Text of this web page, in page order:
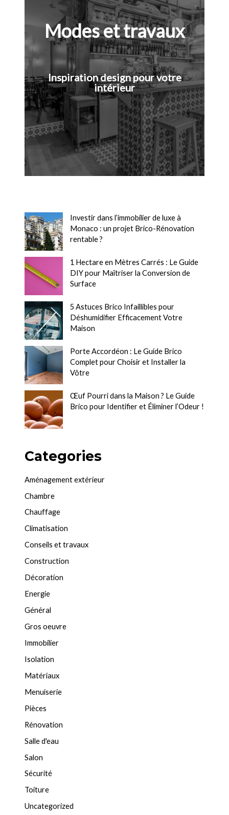
Modes et travaux
Inspiration design pour votre
intérieur
Investir dans l’immobilier de luxe à
Monaco : un projet Brico-Rénovation
rentable ?
1 Hectare en Mètres Carrés : Le Guide
DIY pour Maîtriser la Conversion de
Surface
5 Astuces Brico Infaillibles pour
Déshumidifier Efficacement Votre
Maison
Porte Accordéon : Le Guide Brico
Complet pour Choisir et Installer la
Vôtre
Œuf Pourri dans la Maison ? Le Guide
Brico pour Identifier et Éliminer l’Odeur !
Categories
Aménagement extérieur
Chambre
Chauffage
Climatisation
Conseils et travaux
Construction
Décoration
Energie
Général
Gros oeuvre
Immobilier
Isolation
Matériaux
Menuiserie
Pièces
Rénovation
Salle d'eau
Salon
Sécurité
Toiture
Uncategorized